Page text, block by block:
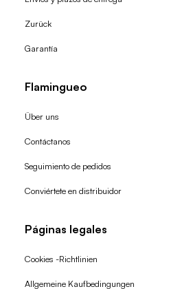
Zurück
Garantía
Flamingueo
Über uns
Contáctanos
Seguimiento de pedidos
Conviértete en distribuidor
Páginas legales
Cookies -Richtlinien
Allgemeine Kaufbedingungen